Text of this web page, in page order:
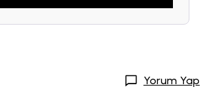
Yorum Yap